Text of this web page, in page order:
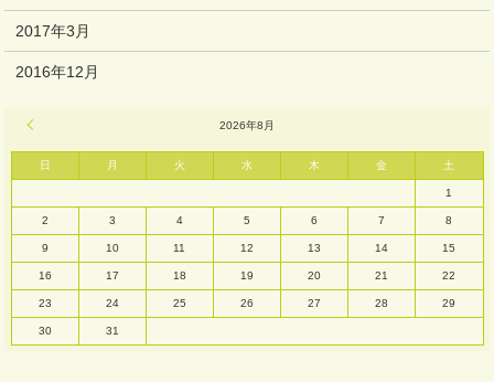
2017年3月
2016年12月
2026年8月
日 月 火 水 木 金 土
1
2 3 4 5 6 7 8
9 10 11 12 13 14 15
16 17 18 19 20 21 22
23 24 25 26 27 28 29
30 31